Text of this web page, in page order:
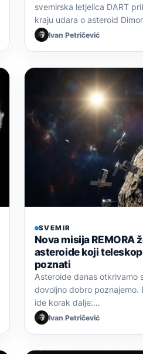
svemirska letjelica DART
kraju udara o asteroid
Ivan Petričević
SVEMIR
Nova misija REMORA
asteroide koji
poznati
Asteroide danas otkrivamo
dovoljno dobro poznajemo.
ide korak dalje:…
Ivan Petričević